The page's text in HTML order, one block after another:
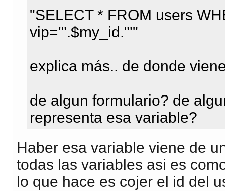
"SELECT * FROM users
vip='".$my_id."'"
explica más.. de donde
de algun formulario? de
representa esa variable?
Haber esa variable viene de
todas las variables asi es
lo que hace es cojer el id del